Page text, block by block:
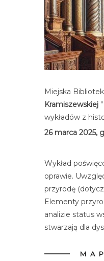
Miejska
Kramiszewskiej
wykładów z
26 marca 2025,
Wykład
oprawie.
przyrodę
Elementy
analizie status
stwarzają dla